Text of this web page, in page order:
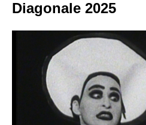
Diagonale 2025